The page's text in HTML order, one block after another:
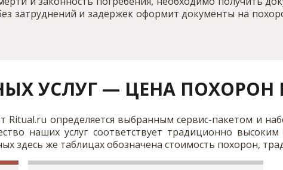
затруднений и задержек оформит документы на
УСЛУГ — ЦЕНА ПОХОРОН
Ritual.ru определяется выбранным сервис-пакетом и
наших услуг соответствует традиционно
здесь же таблицах обозначена стоимость похорон,